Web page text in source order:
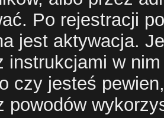
Po rejestracji
jest aktywacja.
instrukcjami w
czy jesteś
powodów